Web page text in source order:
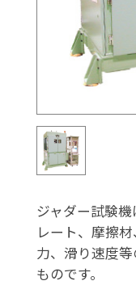
ジャダー試験
レート、摩擦
力、滑り速度
ものです。